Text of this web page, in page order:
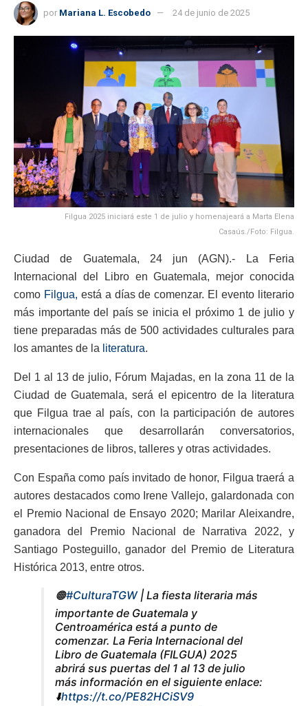
por Mariana L. Escobedo 24 de junio de 2025
Filgua 2025 iniciará este 1 de julio y homenajeará a Marta Elena
Casaús./Foto: Filgua.
Ciudad de Guatemala, 24 jun (AGN).- La Feria
Internacional del Libro en Guatemala, mejor conocida
como Filgua, está a días de comenzar. El evento literario
más importante del país se inicia el próximo 1 de julio y
tiene preparadas más de 500 actividades culturales para
los amantes de la literatura.
Del 1 al 13 de julio, Fórum Majadas, en la zona 11 de la
Ciudad de Guatemala, será el epicentro de la literatura
que Filgua trae al país, con la participación de autores
internacionales que desarrollarán conversatorios,
presentaciones de libros, talleres y otras actividades.
Con España como país invitado de honor, Filgua traerá a
autores destacados como Irene Vallejo, galardonada con
el Premio Nacional de Ensayo 2020; Marilar Aleixandre,
ganadora del Premio Nacional de Narrativa 2022, y
Santiago Posteguillo, ganador del Premio de Literatura
Histórica 2013, entre otros.
🟠#CulturaTGW| La fiesta literaria más
importante de Guatemala y
Centroamérica está a punto de
comenzar. La Feria Internacional del
Libro de Guatemala (FILGUA) 2025
abrirá sus puertas del 1 al 13 de julio
más información en el siguiente enlace:
⬇️https://t.co/PE82HCiSV9